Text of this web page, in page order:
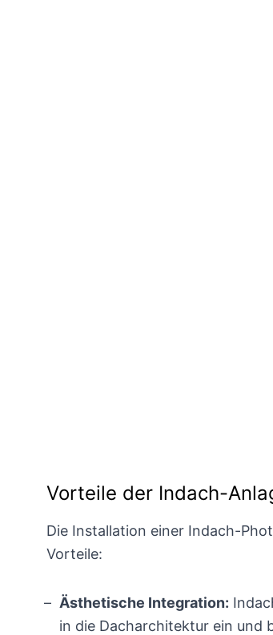
Vorteile der Indach-
Die Installation einer Indach-
Vorteile:
Ästhetische Integration:
in die Dacharchitektur ein und